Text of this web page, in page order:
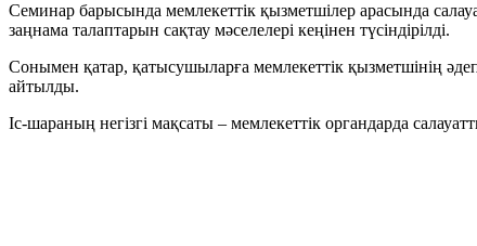
Семинар барысында мемлекеттік қызметшілер арасында
заңнама талаптарын сақтау мәселелері кеңінен түсіндірілді.
Сонымен қатар, қатысушыларға мемлекеттік қызметшінің
айтылды.
Іс-шараның негізгі мақсаты – мемлекеттік органдарда